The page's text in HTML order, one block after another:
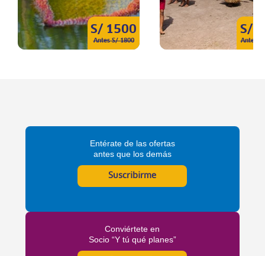
S/ 1500
Antes S/ 1800
S/
Antes
Entérate de las ofertas
antes que los demás
Suscribirme
Conviértete en
Socio “Y tú qué planes”